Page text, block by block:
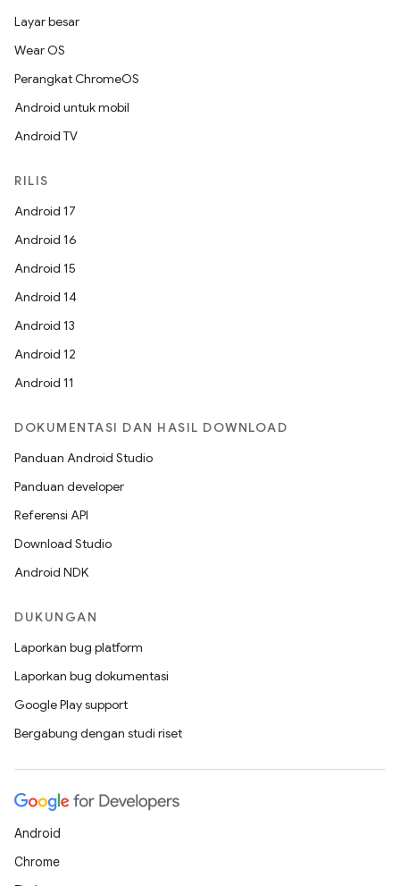
Layar besar
Wear OS
Perangkat ChromeOS
Android untuk mobil
Android TV
RILIS
Android 17
Android 16
Android 15
Android 14
Android 13
Android 12
Android 11
DOKUMENTASI DAN HASIL DOWNLOAD
Panduan Android Studio
Panduan developer
Referensi API
Download Studio
Android NDK
DUKUNGAN
Laporkan bug platform
Laporkan bug dokumentasi
Google Play support
Bergabung dengan studi riset
Android
Chrome